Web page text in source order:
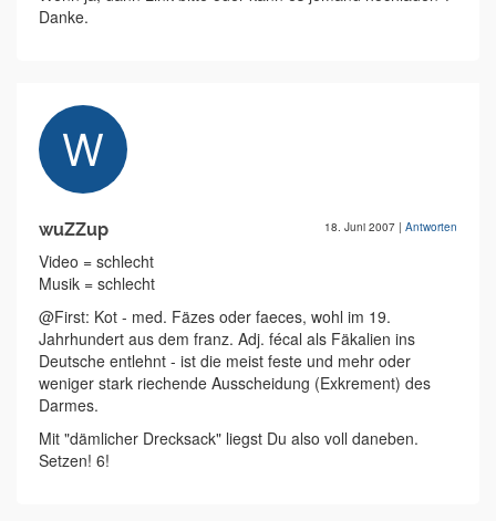
Danke.
wuZZup 18. Juni 2007 | Antworten
Video = schlecht
Musik = schlecht
@First: Kot - med. Fäzes oder faeces, wohl im 19.
Jahrhundert aus dem franz. Adj. fécal als Fäkalien ins
Deutsche entlehnt - ist die meist feste und mehr oder
weniger stark riechende Ausscheidung (Exkrement) des
Darmes.
Mit "dämlicher Drecksack" liegst Du also voll daneben.
Setzen! 6!